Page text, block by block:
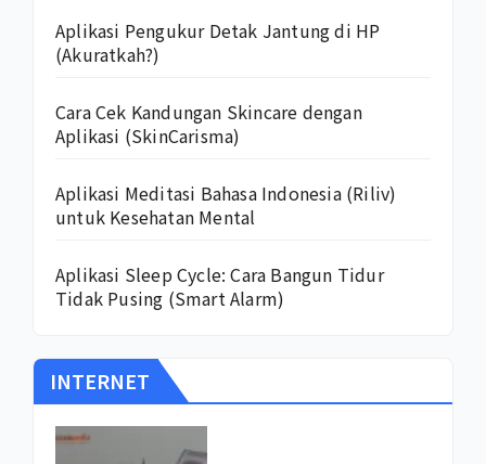
Aplikasi Pengukur Detak Jantung di HP
(Akuratkah?)
Cara Cek Kandungan Skincare dengan
Aplikasi (SkinCarisma)
Aplikasi Meditasi Bahasa Indonesia (Riliv)
untuk Kesehatan Mental
Aplikasi Sleep Cycle: Cara Bangun Tidur
Tidak Pusing (Smart Alarm)
INTERNET